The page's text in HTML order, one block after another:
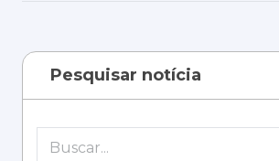
Pesquisar notícia